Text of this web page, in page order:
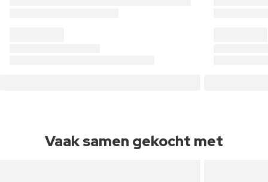
Vaak samen gekocht met